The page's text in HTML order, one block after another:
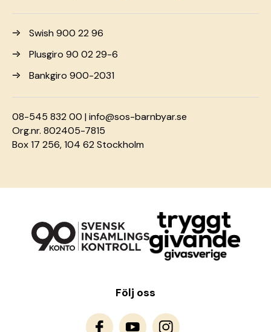
Swish 900 22 96
Plusgiro 90 02 29-6
Bankgiro 900-2031
08-545 832 00 |info@sos-barnbyar.se
Org.nr. 802405-7815
Box 17 256, 104 62 Stockholm
Följ oss